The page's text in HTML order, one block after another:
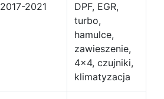
2017-2021
DPF, EGR,
turbo,
hamulce,
zawieszenie,
4x4, czujniki,
klimatyzacja